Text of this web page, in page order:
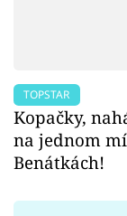
TOPSTAR
Kopačky,
na jednom
Benátkách!